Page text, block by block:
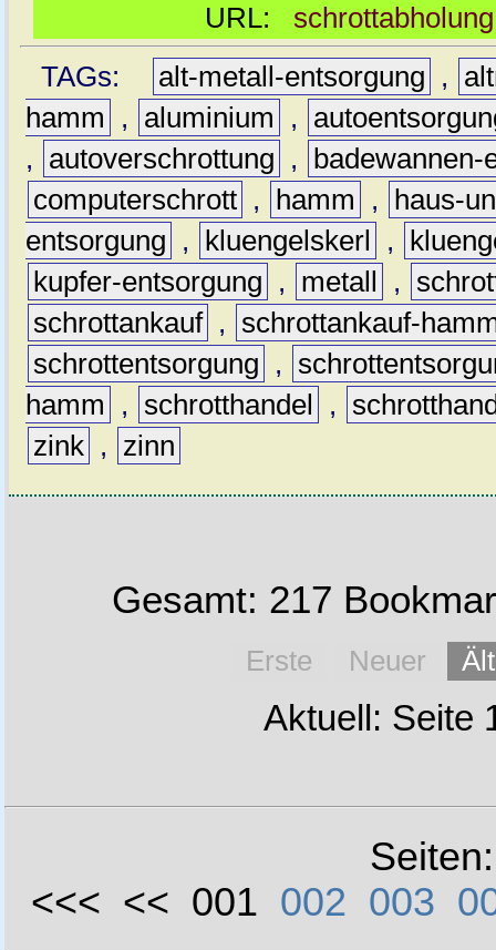
URL:
TAGs:
alt-metall-entsorgung ,
hamm
, aluminium ,
,
autoverschrottung ,
badewannen-
computerschrott , hamm ,
haus-
entsorgung
, kluengelskerl ,
kupfer-entsorgung
, metall ,
schrottankauf ,
schrottankauf-
schrottentsorgung
,
hamm
, schrotthandel ,
zink , zinn
Gesamt: 217
Erste Neuer
Aktuell: Seite
<<< << 001 002 003